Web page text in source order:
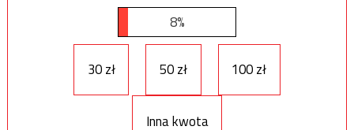
8%
30 zł 50 zł 100 zł
Inna kwota